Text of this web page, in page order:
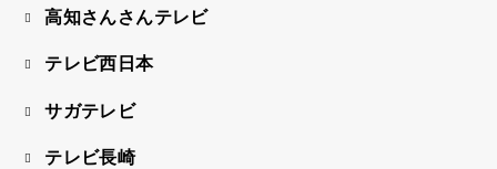
高知さんさんテレビ
テレビ西日本
サガテレビ
テレビ長崎